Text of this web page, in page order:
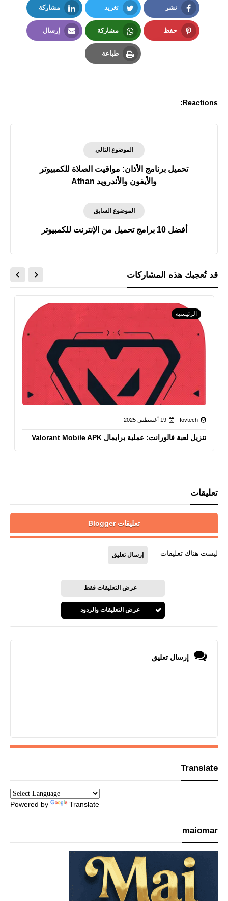
نشر
Facebook
تغريد
Twitter
مشاركة
LinkedIn
حفظ مشاركة
Whatsapp
إرسال
طباعة
Reactions:
الموضوع التالي
تحميل برنامج الأذان: مواقيت الصلاة للكمبيوتر
والأيفون والأندرويد Athan
الموضوع السابق
أفضل 10 برامج تحميل من الإنترنت للكمبيوتر
قد تُعجبك هذه المشاركات
الرئيسية
fovtech 19 أغسطس 2025
تنزيل لعبة فالورانت: عملية برايمال Valorant Mobile APK
تعليقات
تعليقات Blogger
ليست هناك تعليقات إرسال تعليق
عرض التعليقات فقط
عرض التعليقات والردود
إرسال تعليق
Translate
Powered by Translate
maiomar